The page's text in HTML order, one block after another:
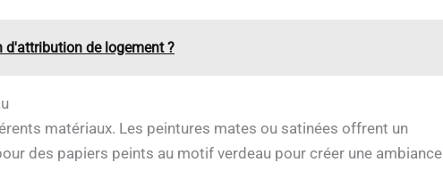
d'attribution de logement ?
matériaux. Les peintures mates ou satinées offrent un
des papiers peints au motif verdeau pour créer une ambiance